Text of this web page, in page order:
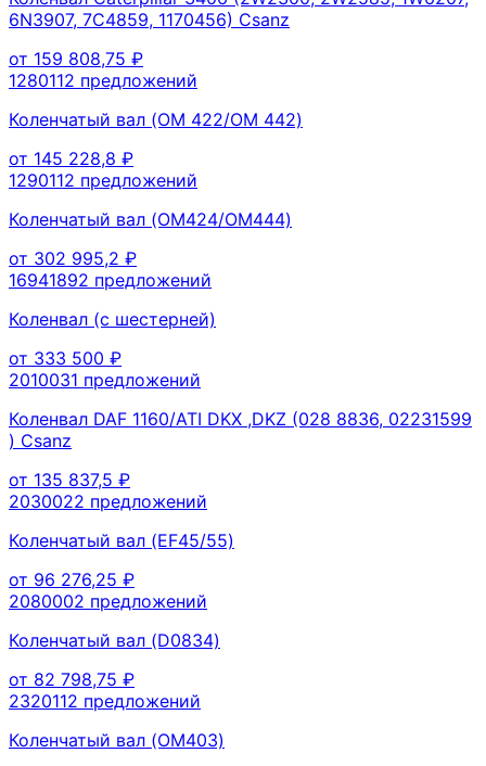
6N3907, 7C4859, 1170456) Csanz
от 159 808,75 ₽
1280112 предложений
Коленчатый вал (OM 422/OM 442)
от 145 228,8 ₽
1290112 предложений
Коленчатый вал (OM424/OM444)
от 302 995,2 ₽
16941892 предложений
Коленвал (с шестерней)
от 333 500 ₽
2010031 предложений
Коленвал DAF 1160/ATI DKX ,DKZ (028 8836, 02231599
) Csanz
от 135 837,5 ₽
2030022 предложений
Коленчатый вал (EF45/55)
от 96 276,25 ₽
2080002 предложений
Коленчатый вал (D0834)
от 82 798,75 ₽
2320112 предложений
Коленчатый вал (OM403)